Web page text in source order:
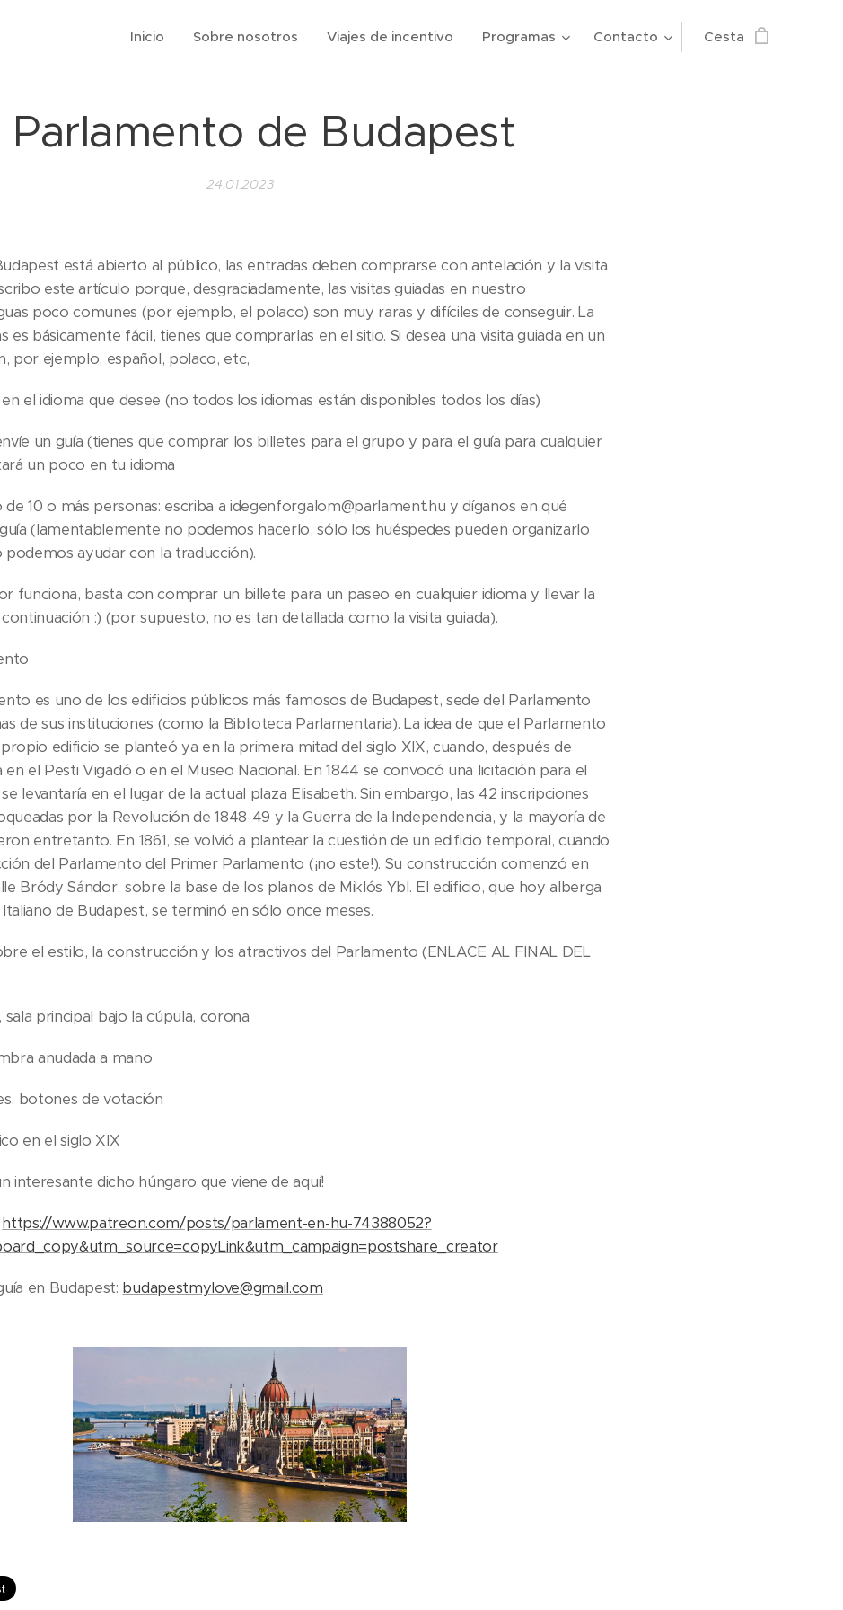
Inicio Sobre nosotros Viajes de incentivo Programas Contacto Cesta
Parlamento de Budapest
24.01.2023
está abierto al público, las entradas deben comprarse con antelación y la visita
este artículo porque, desgraciadamente, las visitas guiadas en nuestro
poco comunes (por ejemplo, el polaco) son muy raras y difíciles de conseguir. La
es básicamente fácil, tienes que comprarlas en el sitio. Si desea una visita guiada en un
por ejemplo, español, polaco, etc,
en el idioma que desee (no todos los idiomas están disponibles todos los días)
un guía (tienes que comprar los billetes para el grupo y para el guía para cualquier
un poco en tu idioma
10 o más personas: escriba a idegenforgalom@parlament.hu y díganos en qué
(lamentablemente no podemos hacerlo, sólo los huéspedes pueden organizarlo
ayudar con la traducción).
funciona, basta con comprar un billete para un paseo en cualquier idioma y llevar la
:) (por supuesto, no es tan detallada como la visita guiada).
es uno de los edificios públicos más famosos de Budapest, sede del Parlamento
de sus instituciones (como la Biblioteca Parlamentaria). La idea de que el Parlamento
edificio se planteó ya en la primera mitad del siglo XIX, cuando, después de
en el Pesti Vigadó o en el Museo Nacional. En 1844 se convocó una licitación para el
levantaría en el lugar de la actual plaza Elisabeth. Sin embargo, las 42 inscripciones
por la Revolución de 1848-49 y la Guerra de la Independencia, y la mayoría de
entretanto. En 1861, se volvió a plantear la cuestión de un edificio temporal, cuando
del Parlamento del Primer Parlamento (¡no este!). Su construcción comenzó en
Bródy Sándor, sobre la base de los planos de Miklós Ybl. El edificio, que hoy alberga
de Budapest, se terminó en sólo once meses.
el estilo, la construcción y los atractivos del Parlamento (ENLACE AL FINAL DEL
sala principal bajo la cúpula, corona
anudada a mano
botones de votación
en el siglo XIX
interesante dicho húngaro que viene de aquí!
https://www.patreon.com/posts/parlament-en-hu-74388052?
en Budapest: budapestmylove@gmail.com